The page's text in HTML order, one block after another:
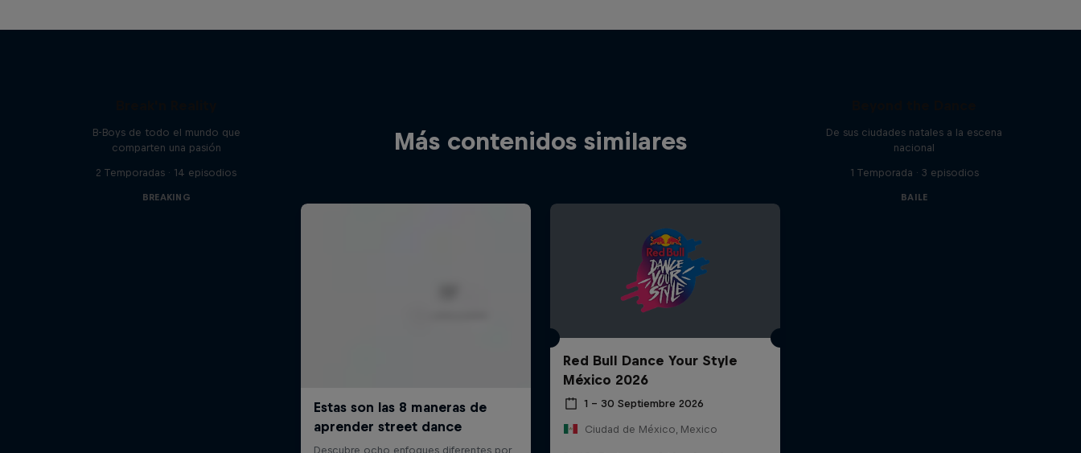
Más contenidos similares
B-Boys de todo el mundo que
comparten una pasión
2 Temporadas · 14 episodios
BREAKING
Red Bull Dance Your Style
México 2026
1 – 30 Septiembre 2026
Ciudad de México, Mexico
De sus ciudades natales a la escena
nacional
1 Temporada · 3 episodios
BAILE